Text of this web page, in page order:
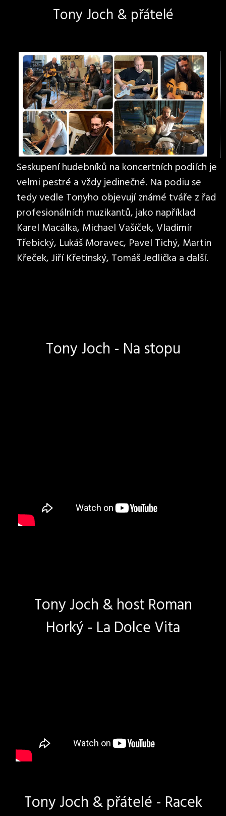
Tony Joch & přátelé
Seskupení hudebníků na koncertních podiích je
velmi pestré a vždy jedinečné. Na podiu se
tedy vedle Tonyho objevují známé tváře z řad
profesionálních muzikantů, jako například
Karel Macálka, Michael Vašíček, Vladimír
Třebický, Lukáš Moravec, Pavel Tichý, Martin
Křeček, Jiří Křetinský, Tomáš Jedlička a další.
Tony Joch - Na stopu
Tony Joch & host Roman
Horký - La Dolce Vita
Tony Joch & přátelé - Racek